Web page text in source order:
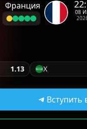
Франция
08
1.13 X
Вступить